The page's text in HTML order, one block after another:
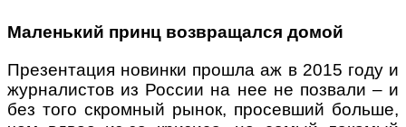
Маленький принц возвращался домой
Презентация новинки прошла аж в 2015 году и
журналистов из России на нее не позвали – и
без того скромный рынок, просевший больше,